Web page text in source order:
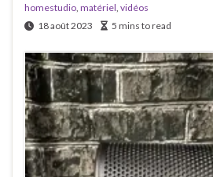
homestudio matériel vidéos
18 août 2023
5 mins to read